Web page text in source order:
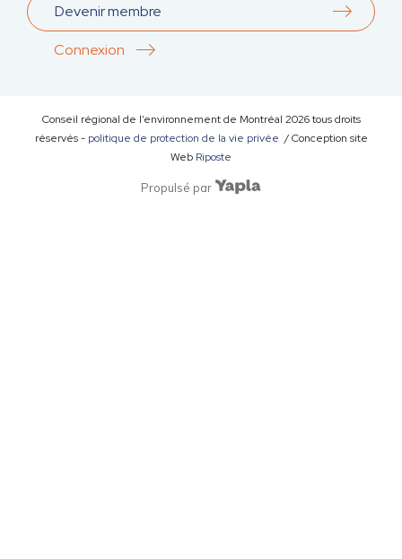
Devenir membre
Connexion
Conseil régional de l’environnement de Montréal 2026tous droits
réservés - politique de protection de la vie privée / Conception site
Web Riposte
Propulsé par